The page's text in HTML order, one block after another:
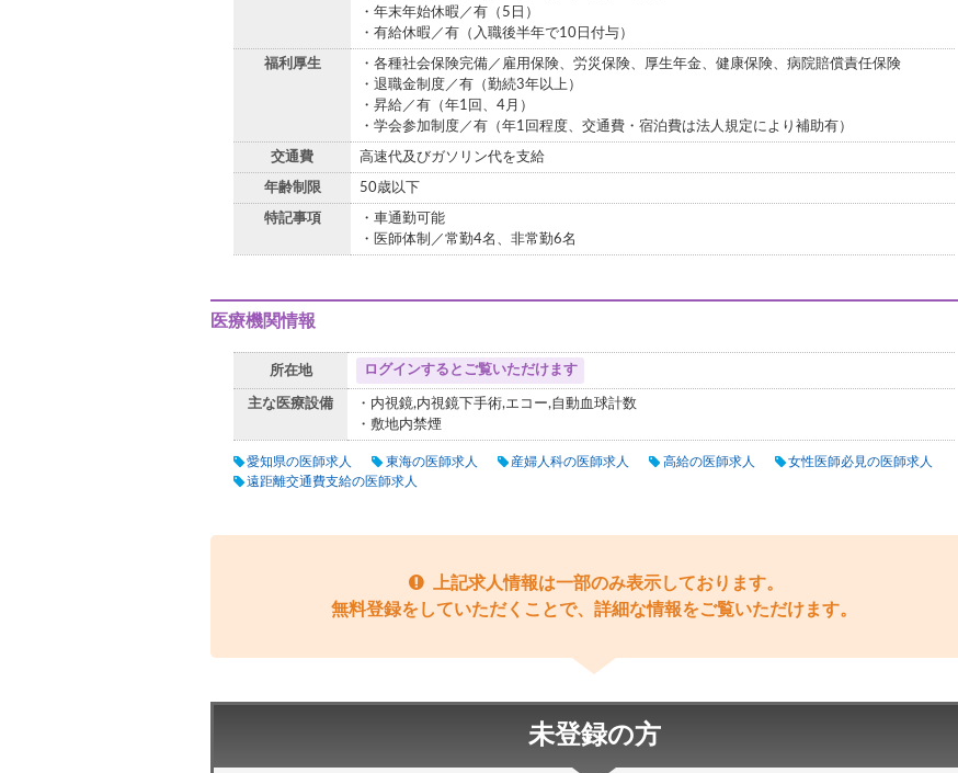
・年末年始休暇／有（5日）
・有給休暇／有（入職後半年で10日付与）
福利厚生
・各種社会保険完備／雇用保険、労災保険、厚生年金、健康保険、病院賠償責任保険
・退職金制度／有（勤続3年以上）
・昇給／有（年1回、4月）
・学会参加制度／有（年1回程度、交通費・宿泊費は法人規定により補助有）
交通費 高速代及びガソリン代を支給
年齢制限 50歳以下
特記事項
・車通勤可能
・医師体制／常勤4名、非常勤6名
医療機関情報
所在地 ログインするとご覧いただけます
主な医療設備
・内視鏡,内視鏡下手術,エコー,自動血球計数
・敷地内禁煙
愛知県の医師求人 東海の医師求人 産婦人科の医師求人 高給の医師求人
女性医師必見の医師求人
遠距離交通費支給の医師求人
上記求人情報は一部のみ表示しております。
無料登録をしていただくことで、詳細な情報をご覧いただけます。
未登録の方